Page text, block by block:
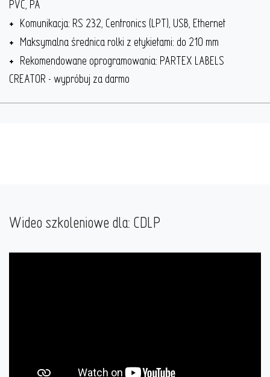
PVC, PA
Komunikacja: RS 232, Centronics (LPT), USB, Ethernet
Maksymalna średnica rolki z etykietami: do 210 mm
Rekomendowane oprogramowania: PARTEX LABELS
CREATOR - wypróbuj za darmo
Wideo szkoleniowe dla: CDLP